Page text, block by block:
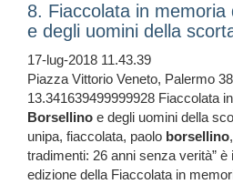
8. Fiaccolata in memoria
e degli uomini della
17-lug-2018 11.43.39
Piazza Vittorio Veneto, Palermo
13.341639499999928 Fiaccolata
Borsellino e degli uomini della
unipa, fiaccolata, paolo borsellino
tradimenti: 26 anni senza verità”
edizione della Fiaccolata in